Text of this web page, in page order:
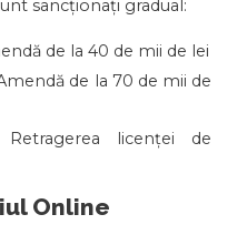
sancționați gradual:
de la 40 de mii de lei
de la 70 de mii de
licenței de
Online